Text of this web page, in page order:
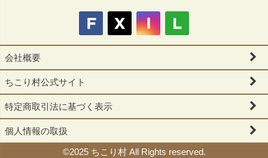
会社概要
ちこり村公式サイト
特定商取引法に基づく表示
個人情報の取扱
©2025 ちこり村 All Rights reserved.